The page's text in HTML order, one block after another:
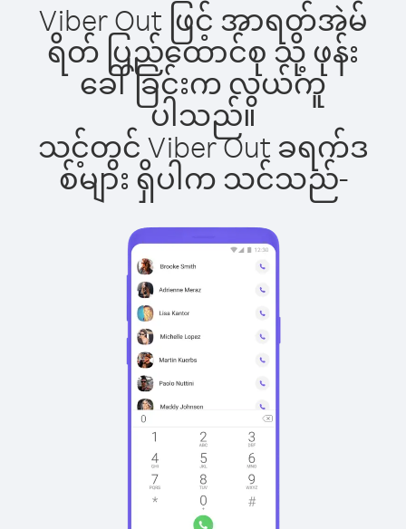
Viber Out ဖြင့် အာရတ်အဲမ်
ရိတ် ပြည်ထောင်စု သို့ ဖုန်း
ခေါ်ခြင်းက လွယ်ကူ
ပါသည်။
သင့်တွင် Viber Out ခရက်ဒ
စ်များ ရှိပါက သင်သည်-